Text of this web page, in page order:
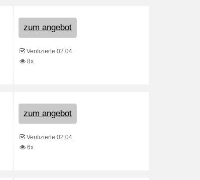
zum angebot
Verifizierte 02.04.
8x
zum angebot
Verifizierte 02.04.
6x